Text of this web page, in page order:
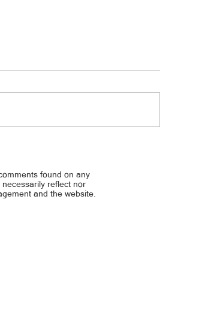
found on any
reflect nor
and the website.